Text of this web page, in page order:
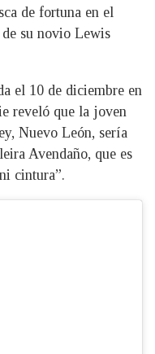
de fortuna en el
su novio Lewis
el 10 de diciembre en
reveló que la joven
Nuevo León, sería
Avendaño, que es
cintura”.